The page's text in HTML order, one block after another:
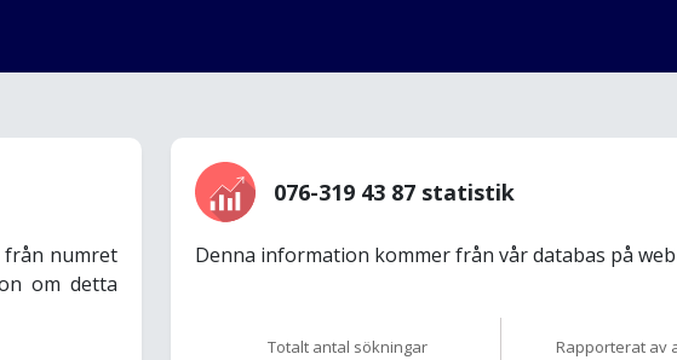
från numret
om detta
076-319 43 87 statistik
Denna information kommer från vår databas på
Totalt antal sökningar Rapporterat av